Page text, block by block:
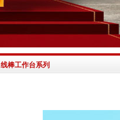
线棒工作台系列